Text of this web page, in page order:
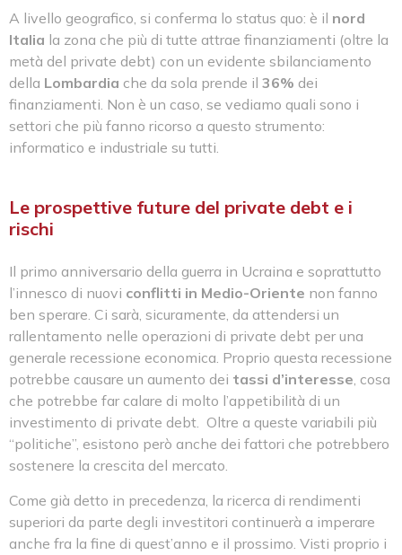
A livello geografico, si conferma lo status quo: è il nord
Italia la zona che più di tutte attrae finanziamenti (oltre la
metà del private debt) con un evidente sbilanciamento
della Lombardia che da sola prende il 36% dei
finanziamenti. Non è un caso, se vediamo quali sono i
settori che più fanno ricorso a questo strumento:
informatico e industriale su tutti.
Le prospettive future del private debt e i
rischi
Il primo anniversario della guerra in Ucraina e soprattutto
l’innesco di nuovi conflitti in Medio-Oriente non fanno
ben sperare. Ci sarà, sicuramente, da attendersi un
rallentamento nelle operazioni di private debt per una
generale recessione economica. Proprio questa recessione
potrebbe causare un aumento dei tassi d’interesse, cosa
che potrebbe far calare di molto l’appetibilità di un
investimento di private debt. Oltre a queste variabili più
“politiche”, esistono però anche dei fattori che potrebbero
sostenere la crescita del mercato.
Come già detto in precedenza, la ricerca di rendimenti
superiori da parte degli investitori continuerà a imperare
anche fra la fine di quest’anno e il prossimo. Visti proprio i